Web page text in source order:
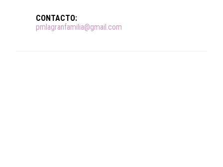
CONTACTO:
pmlagranfamilia@gmail.com